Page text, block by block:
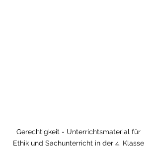
Gerechtigkeit - Unterrichtsmaterial für
Ethik und Sachunterricht in der 4. Klasse